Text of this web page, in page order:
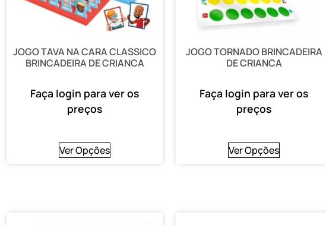
JOGO TAVA NA CARA CLASSICO
BRINCADEIRA DE CRIANCA
Faça login para ver os
preços
Ver Opções
JOGO TORNADO BRINCADEIRA
DE CRIANCA
Faça login para ver os
preços
Ver Opções